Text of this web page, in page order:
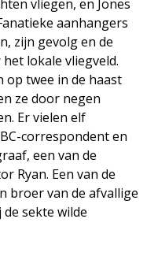
vliegen, en Jones
aanhangers
zijn gevolg en de
het lokale vliegveld.
op twee in de haast
ze door negen
Er vielen elf
correspondent en
een van de
Ryan. Een van de
broer van de afvallige
sekte wilde